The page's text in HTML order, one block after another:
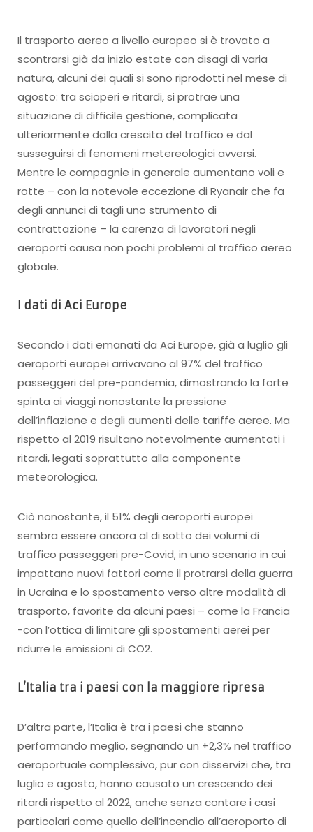
Il trasporto aereo a livello europeo si è trovato a
scontrarsi già da inizio estate con disagi di varia
natura, alcuni dei quali si sono riprodotti nel mese di
agosto: tra scioperi e ritardi, si protrae una
situazione di difficile gestione, complicata
ulteriormente dalla crescita del traffico e dal
susseguirsi di fenomeni metereologici avversi.
Mentre le compagnie in generale aumentano voli e
rotte – con la notevole eccezione di Ryanair che fa
degli annunci di tagli uno strumento di
contrattazione – la carenza di lavoratori negli
aeroporti causa non pochi problemi al traffico aereo
globale.
I dati di Aci Europe
Secondo i dati emanati da Aci Europe, già a luglio gli
aeroporti europei arrivavano al 97% del traffico
passeggeri del pre-pandemia, dimostrando la forte
spinta ai viaggi nonostante la pressione
dell’inflazione e degli aumenti delle tariffe aeree. Ma
rispetto al 2019 risultano notevolmente aumentati i
ritardi, legati soprattutto alla componente
meteorologica.
Ciò nonostante, il 51% degli aeroporti europei
sembra essere ancora al di sotto dei volumi di
traffico passeggeri pre-Covid, in uno scenario in cui
impattano nuovi fattori come il protrarsi della guerra
in Ucraina e lo spostamento verso altre modalità di
trasporto, favorite da alcuni paesi – come la Francia
-con l’ottica di limitare gli spostamenti aerei per
ridurre le emissioni di CO2.
L’Italia tra i paesi con la maggiore ripresa
D’altra parte, l’Italia è tra i paesi che stanno
performando meglio, segnando un +2,3% nel traffico
aeroportuale complessivo, pur con disservizi che, tra
luglio e agosto, hanno causato un crescendo dei
ritardi rispetto al 2022, anche senza contare i casi
particolari come quello dell’incendio all’aeroporto di